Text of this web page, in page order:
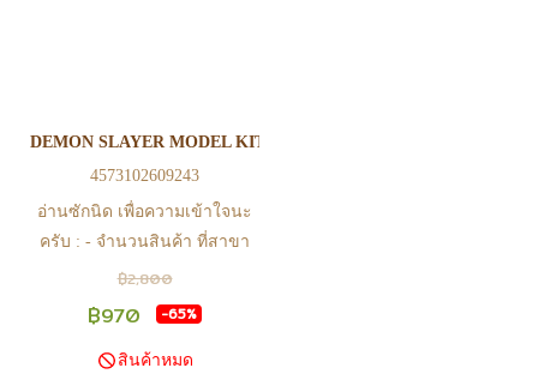
ครับ
DEMON SLAYER MODEL KIT KAMADO TANJIRO
4573102609243
อ่านซักนิด เพื่อความเข้าใจนะ
ครับ : - จำนวนสินค้า ที่สาขา
อาจไม่เท่าทีหน้า web ในบาง
เวลา เนื่องจากสินค้ามีการเคลือ
สาขา สามารถ ตรวจสอบ ได้ที่
฿2,800
฿970 -65%
สินค้าหมด